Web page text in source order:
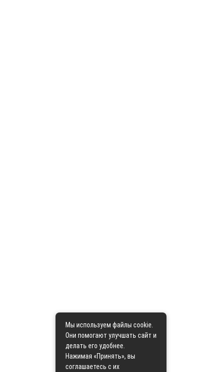
Мы используем файлы cookie.
Они помогают улучшать сайт и
делать его удобнее.
Нажимая «Принять», вы
соглашаетесь с их